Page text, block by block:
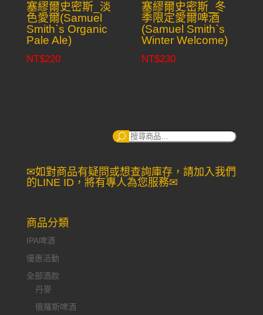
塞繆爾史密斯_淡
色愛爾(Samuel
Smith`s Organic
Pale Ale)
NT$220
塞繆爾史密斯_冬
季限定愛爾啤酒
(Samuel Smith`s
Winter Welcome)
NT$230
搜
✉如對商品有疑問或想查詢庫存，請加入我們
的LINE ID，將有專人為您服務✉
商品分類
IPA啤酒
優惠活動
全部酒款
丹麥
俄羅斯啤酒